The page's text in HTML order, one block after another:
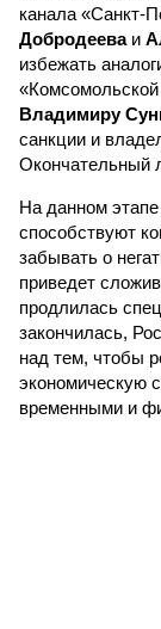
канала «Санкт-
Добродееваи
избежать
Владимиру
санкции и
Окончательный
На данном
способствуют
забывать о
приведет
продлилась
закончилась,
над тем, чтобы
экономическую
временными и